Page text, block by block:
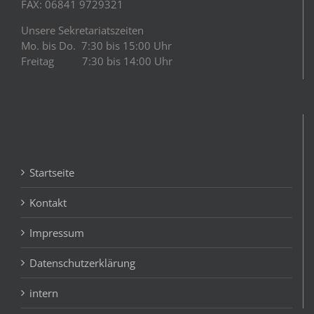
FAX: 06841 9729321
Unsere Sekretariatszeiten
Mo. bis Do. 7:30 bis 15:00 Uhr
Freitag 7:30 bis 14:00 Uhr
Startseite
Kontakt
Impressum
Datenschutzerklärung
intern